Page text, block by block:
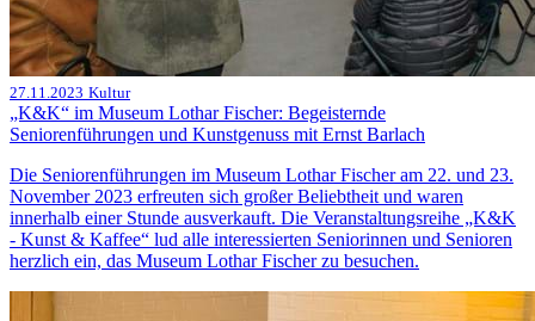
27.11.2023 Kultur
„K&K“ im Museum Lothar Fischer: Begeisternde
Seniorenführungen und Kunstgenuss mit Ernst Barlach
Die Seniorenführungen im Museum Lothar Fischer am 22. und 23.
November 2023 erfreuten sich großer Beliebtheit und waren
innerhalb einer Stunde ausverkauft. Die Veranstaltungsreihe „K&K
- Kunst & Kaffee“ lud alle interessierten Seniorinnen und Senioren
herzlich ein, das Museum Lothar Fischer zu besuchen.